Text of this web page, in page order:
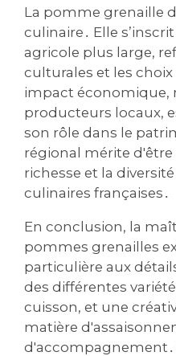
La pomme grenaille
culinaire․ Elle
agricole plus large,
culturales et les choix
impact économique,
producteurs locaux,
son rôle dans le
régional mérite
richesse et la
culinaires françaises․
En conclusion, la
pommes grenailles
particulière aux
des différentes
cuisson, et une
matière
d'accompagnement․